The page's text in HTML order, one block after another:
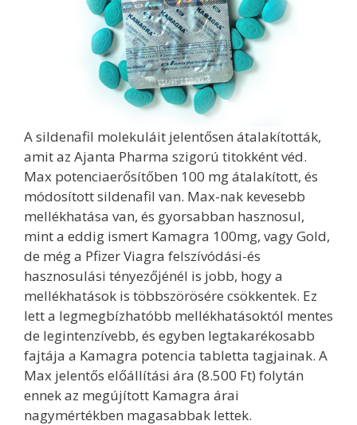
A sildenafil molekuláit jelentősen átalakították,
amit az Ajanta Pharma szigorú titokként véd.
Max potenciaerősítőben 100 mg átalakított, és
módosított sildenafil van. Max-nak kevesebb
mellékhatása van, és gyorsabban hasznosul,
mint a eddig ismert Kamagra 100mg, vagy Gold,
de még a Pfizer Viagra felszívódási-és
hasznosulási tényezőjénél is jobb, hogy a
mellékhatások is többszörösére csökkentek. Ez
lett a legmegbízhatóbb mellékhatásoktól mentes
de legintenzívebb, és egyben legtakarékosabb
fajtája a Kamagra potencia tabletta tagjainak. A
Max jelentős előállítási ára (8.500 Ft) folytán
ennek az megújított Kamagra árai
nagymértékben magasabbak lettek.